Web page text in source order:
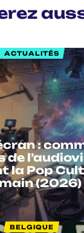
ACTUALITÉS
:
de
la Pop
(2026)
BELGIQUE